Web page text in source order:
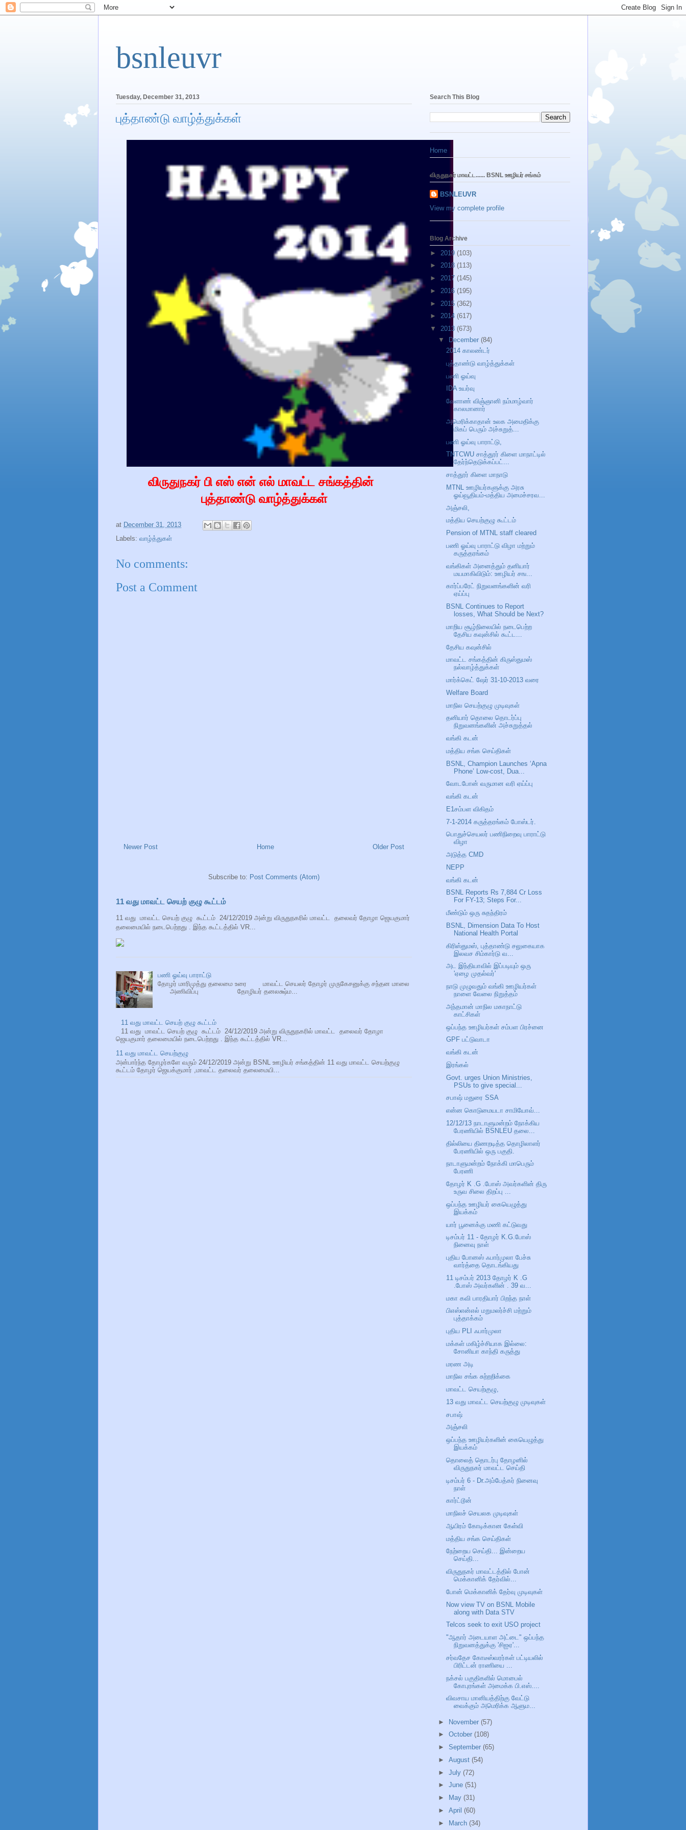
bsnleuvr
Tuesday, December 31, 2013
புத்தாண்டு வாழ்த்துக்கள்
விருதுநகர் பி எஸ் என் எல் மாவட்ட சங்கத்தின்
புத்தாண்டு வாழ்த்துக்கள்
at December 31, 2013
Labels: வாழ்த்துகள்
No comments:
Post a Comment
Newer Post Older Post
Home
Subscribe to: Post Comments (Atom)
11 வது மாவட்ட செயற் குழு கூட்டம்
11 வது மாவட்ட செயற் குழு கூட்டம் 24/12/2019 அன்று விருதுநகரில் மாவட்ட தலைவர் தோழா ஜெயகுமார்
தலைமையில் நடைபெற்றது . இந்த கூட்டத்தில் VR...
பணி ஓய்வு பாராட்டு
தோழர் மாரிமுத்து தலைமை உரை மாவட்ட செயலர் தோழர் முருகேசனுக்கு சந்தன மாலை
அணிவிப்பு தோழியர் தனலக்ஷ்ம...
11 வது மாவட்ட செயற் குழு கூட்டம்
11 வது மாவட்ட செயற் குழு கூட்டம் 24/12/2019 அன்று விருதுநகரில் மாவட்ட தலைவர் தோழா
ஜெயகுமார் தலைமையில் நடைபெற்றது . இந்த கூட்டத்தில் VR...
11 வது மாவட்ட செயற்குழு
அன்பார்ந்த தோழர்களே வரும் 24/12/2019 அன்று BSNL ஊழியர் சங்கத்தின் 11 வது மாவட்ட செயற்குழு
கூட்டம் தோழர் ஜெயக்குமார் ,மாவட்ட தலைவர் தலைமையி...
Search This Blog
Home
விருதுநகர் மாவட்ட...... BSNL ஊழியர் சங்கம்
BSNLEUVR
View my complete profile
Blog Archive
► 2019 (103)
► 2018 (113)
► 2017 (145)
► 2016 (195)
► 2015 (362)
► 2014 (617)
▼ 2013 (673)
▼ December (84)
2014 காலண்டர்
புத்தாண்டு வாழ்த்துக்கள்
பணி ஓய்வு
IDA உயர்வு
வேளாண் விஞ்ஞானி நம்மாழ்வார்
காலமானார்
அமெரிக்காதான் உலக அமைதிக்கு
மிகப் பெரும் அச்சுறுத்...
பணி ஓய்வு பாராட்டு,
TNTCWU சாத்தூர் கிளை மாநாட்டில்
தேர்ந்தெடுக்கப்பட்...
சாத்தூர் கிளை மாநாடு
MTNL ஊழியர்களுக்கு அரசு
ஓய்வூதியம்-மத்திய அமைச்சரவ...
அஞ்சலி,
மத்திய செயற்குழு கூட்டம்
Pension of MTNL staff cleared
பணி ஓய்வு பாராட்டு விழா மற்றும்
கருத்தரங்கம்
வங்கிகள் அனைத்தும் தனியார்
மயமாகிவிடும்: ஊழியர் சங...
கார்ப்பரேட் நிறுவனங்களின் வரி
ஏய்ப்பு
BSNL Continues to Report
losses, What Should be Next?
மாறிய சூழ்நிலையில் நடைபெற்ற
தேசிய கவுன்சில் கூட்ட...
தேசிய கவுன்சில்
மாவட்ட சங்கத்தின் கிருஸ்துமஸ்
நல்வாழ்த்துக்கள்
மார்க்கெட் ஷேர் 31-10-2013 வரை
Welfare Board
மாநில செயற்குழு முடிவுகள்
தனியார் தொலை தொடர்ப்பு
நிறுவனங்களின் அச்சுறுத்தல்
வங்கி கடன்
மத்திய சங்க செய்திகள்
BSNL, Champion Launches ‘Apna
Phone’ Low-cost, Dua...
வோடபோன் வருமான வரி ஏய்ப்பு
வங்கி கடன்
E1சம்பள விகிதம்
7-1-2014 கருத்தரங்கம் போஸ்டர்.
பொதுச்செயலர் பணிநிறைவு பாராட்டு
விழா
அடுத்த CMD
NEPP
வங்கி கடன்
BSNL Reports Rs 7,884 Cr Loss
For FY-13; Steps For...
மீண்டும் ஒரு சுதந்திரம்
BSNL, Dimension Data To Host
National Health Portal
கிரிஸ்துமஸ், புத்தாண்டு சலுகையாக
இலவச சிம்கார்டு வ...
அட இந்தியாவில் இப்படியும் ஒரு
'ஏழை முதல்வர்'
நாடு முழுவதும் வங்கி ஊழியர்கள்
நாளை வேலை நிறுத்தம்
அந்தமான் மாநில மகாநாட்டு
காட்சிகள்
ஒப்பந்த ஊழியர்கள் சம்பள பிரச்னை
GPF பட்டுவாடா
வங்கி கடன்
இரங்கல்
Govt. urges Union Ministries,
PSUs to give special...
சபாஷ் மதுரை SSA
என்ன கொடுமையடா சாமியோவ்...
12/12/13 நாடாளுமன்றம் நோக்கிய
பேரணியில் BSNLEU தலை...
தில்லியை திணறடித்த தொழிலாளர்
பேரணியில் ஒரு பகுதி.
நாடாளுமன்றம் நோக்கி மாபெரும்
பேரணி
தோழர் K .G .போஸ் அவர்களின் திரு
உருவ சிலை திறப்பு ...
ஒப்பந்த ஊழியர் கையெழுத்து
இயக்கம்
யார் பூனைக்கு மணி கட்டுவது
டிசம்பர் 11 - தோழர் K.G.போஸ்
நினைவு நாள்
புதிய போனஸ் ஃபார்முலா பேச்சு
வார்த்தை தொடங்கியது
11 டிசம்பர் 2013 தோழர் K .G
.போஸ் அவர்களின் . 39 வ...
மகா கவி பாரதியார் பிறந்த நாள்
பிஎஸ்என்எல் மறுமலர்ச்சி மற்றும்
புத்தாக்கம்
புதிய PLI ஃபார்முலா
மக்கள் மகிழ்ச்சியாக இல்லை:
சோனியா காந்தி கருத்து
மரண அடி
மாநில சங்க சுற்றறிக்கை
மாவட்ட செயற்குழு,
13 வது மாவட்ட செயற்குழு முடிவுகள்
சபாஷ்
அஞ்சலி
ஒப்பந்த ஊழியர்களின் கையெழுத்து
இயக்கம்
தொலைத் தொடர்பு தோழனில்
விருதுநகர் மாவட்ட செய்தி
டிசம்பர் 6 - Dr.அம்பேத்கர் நினைவு
நாள்
கார்ட்டூன்
மாநிலச் செயலக முடிவுகள்
ஆயிரம் கோடிக்கான கேள்வி
மத்திய சங்க செய்திகள்
நேற்றைய செய்தி... இன்றைய
செய்தி...
விருதுநகர் மாவட்டத்தில் போன்
மெக்கானிக் தேர்வில்...
போன் மெக்கானிக் தேர்வு முடிவுகள்
Now view TV on BSNL Mobile
along with Data STV
Telcos seek to exit USO project
"ஆதார் அடையாள அட்டை" ஒப்பந்த
நிறுவனத்துக்கு 'சிஐஏ'...
சர்வதேச கோடீஸ்வரர்கள் பட்டியலில்
பிரிட்டன் ராணியை ...
நக்சல் பகுதிகளில் மொபைல்
கோபுரங்கள் அமைக்க பி.எஸ்....
விவசாய மானியத்திற்கு வேட்டு
வைக்கும் அமெரிக்க ஆளும...
► November (57)
► October (108)
► September (65)
► August (54)
► July (72)
► June (51)
►
May (31)
► April (60)
► March (34)